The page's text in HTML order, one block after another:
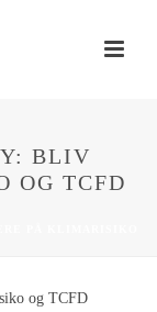
BLIV
OG TCFD